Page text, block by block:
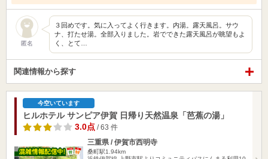
匿名
３回めです。気に入ってよく行きます。内湯。露天風呂。サウ
ナ、打たせ湯。全部入りました。岩でできた露天風呂が眺望もよ
く、とて…
関連情報から探す
今空いています
ヒルホテル サンピア伊賀 日帰り天然温泉「芭蕉の湯」
3.0点 / 63 件
三重県 / 伊賀市西明寺
桑町駅1.94km